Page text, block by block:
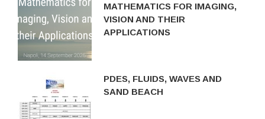
MATHEMATICS FOR IMAGING,
VISION AND THEIR
APPLICATIONS
PDES, FLUIDS, WAVES AND
SAND BEACH